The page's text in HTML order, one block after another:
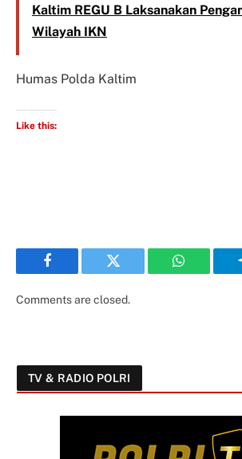
Kaltim REGU B Laksanakan
Wilayah IKN
Humas Polda Kaltim
Like this:
Facebook Twitter WhatsApp
Comments are closed.
TV & RADIO POLRI